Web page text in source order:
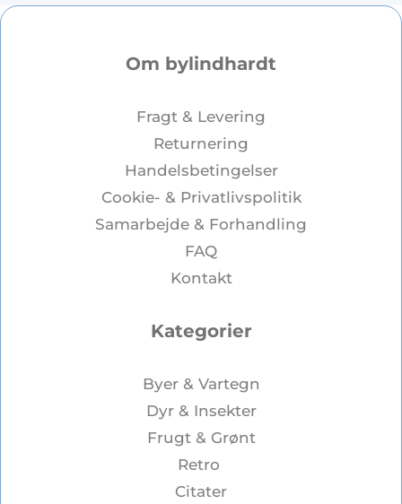
Om bylindhardt
Fragt & Levering
Returnering
Handelsbetingelser
Cookie- & Privatlivspolitik
Samarbejde & Forhandling
FAQ
Kontakt
Kategorier
Byer & Vartegn
Dyr & Insekter
Frugt & Grønt
Retro
Citater